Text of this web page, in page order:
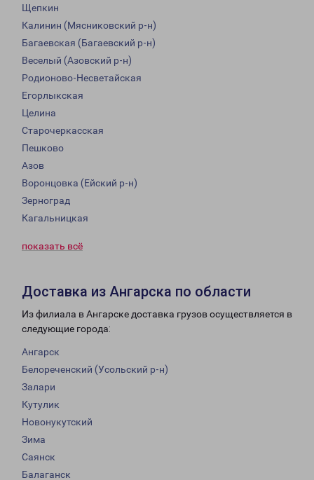
Щепкин
Калинин (Мясниковский р-н)
Багаевская (Багаевский р-н)
Веселый (Азовский р-н)
Родионово-Несветайская
Егорлыкская
Целина
Старочеркасская
Пешково
Азов
Воронцовка (Ейский р-н)
Зерноград
Кагальницкая
показать всё
Доставка из Ангарска по области
Из филиала в Ангарске доставка грузов осуществляется в
следующие города:
Ангарск
Белореченский (Усольский р-н)
Залари
Кутулик
Новонукутский
Зима
Саянск
Балаганск